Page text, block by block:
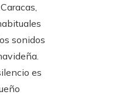
sonidos
es